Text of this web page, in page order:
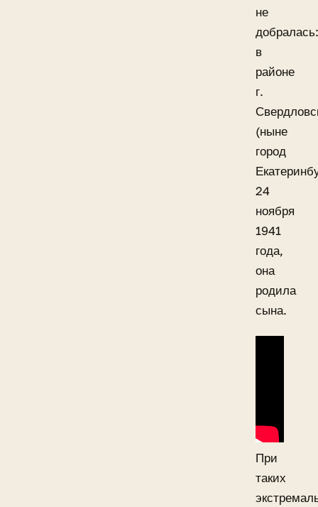
не
добралась:
в
районе
г.
(ныне
город
24
ноября
1941
года,
она
родила
сына.
При
таких